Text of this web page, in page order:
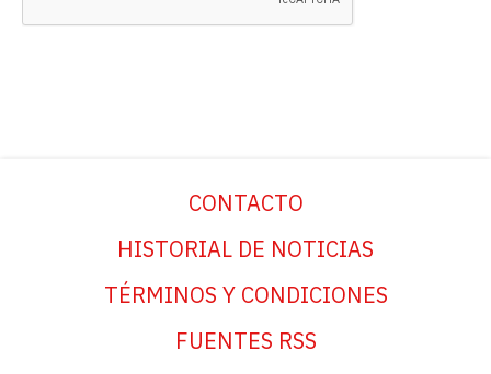
CONTACTO
HISTORIAL DE NOTICIAS
TÉRMINOS Y CONDICIONES
FUENTES RSS